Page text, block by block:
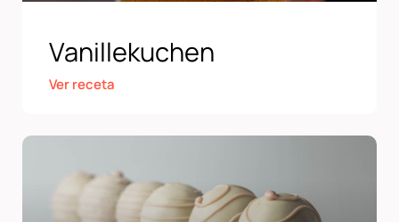
Vanillekuchen
Ver receta